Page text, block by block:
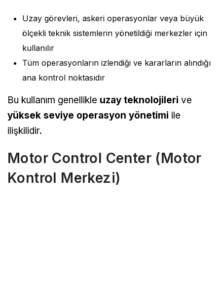
Uzay görevleri, askeri operasyonlar veya büyük
ölçekli teknik sistemlerin yönetildiği merkezler için
kullanılır
Tüm operasyonların izlendiği ve kararların alındığı
ana kontrol noktasıdır
Bu kullanım genellikle uzay teknolojileri ve
yüksek seviye operasyon yönetimi ile
ilişkilidir.
Motor Control Center (Motor
Kontrol Merkezi)